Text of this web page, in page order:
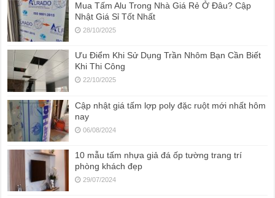
Mua Tấm Alu Trong Nhà Giá Rẻ Ở Đâu? Cập
Nhật Giá Sỉ Tốt Nhất
28/10/2025
Ưu Điểm Khi Sử Dụng Trần Nhôm Bạn Cần Biết
Khi Thi Công
22/10/2025
Cập nhật giá tấm lợp poly đặc ruột mới nhất hôm
nay
06/08/2024
10 mẫu tấm nhựa giả đá ốp tường trang trí
phòng khách đẹp
29/07/2024